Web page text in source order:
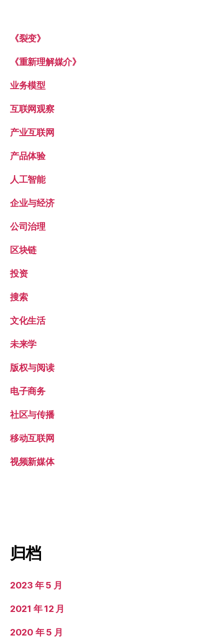
《裂变》
《重新理解媒介》
业务模型
互联网观察
产业互联网
产品体验
人工智能
企业与经济
公司治理
区块链
投资
搜索
文化生活
未来学
版权与阅读
电子商务
社区与传播
移动互联网
视频新媒体
归档
2023 年 5 月
2021 年 12 月
2020 年 5 月